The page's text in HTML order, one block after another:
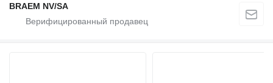
BRAEM NV/SA